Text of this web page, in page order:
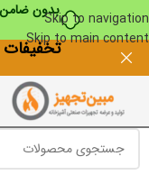
بدونSkip to navigation
Skip to main content